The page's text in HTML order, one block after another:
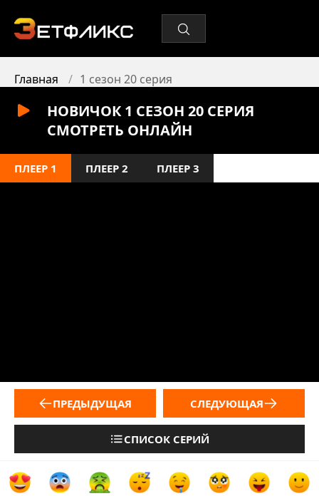
Главная 1 сезон 20 серия
НОВИЧОК 1 СЕЗОН 20 СЕРИЯ
СМОТРЕТЬ ОНЛАЙН
ПЛЕЕР 1 ПЛЕЕР 2 ПЛЕЕР 3
ПРЕДЫДУЩАЯ
СПИСОК СЕРИЙ
СЛЕДУЮЩАЯ